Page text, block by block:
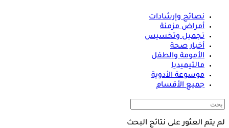
نصائح وإرشادات
أمراض مزمنة
تجميل وتخسيس
أخبار صحة
الأمومة والطفل
مالتيميديا
موسوعة الأدوية
جميع الأقسام
لم يتم العثور على نتائج البحث